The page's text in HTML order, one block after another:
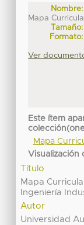
Nombre:
Mapa
Tamaño:
Formato:
Ver
Este ítem
Mapa
Visualización
Título
Mapa
Ingeniería
Autor
Universidad